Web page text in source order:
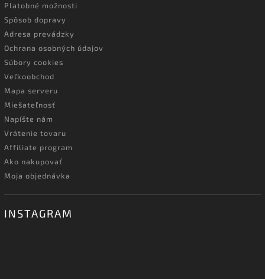
Platobné možnosti
Spôsob dopravy
Adresa prevádzky
Ochrana osobných údajov
Súbory cookies
Veľkoobchod
Mapa serveru
Miešateľnosť
Napíšte nám
Vrátenie tovaru
Affiliate program
Ako nakupovať
Moja objednávka
INSTAGRAM